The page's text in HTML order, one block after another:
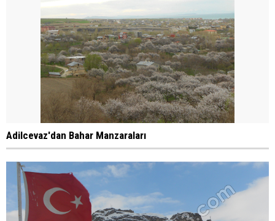
Adilcevaz'dan Bahar Manzaraları